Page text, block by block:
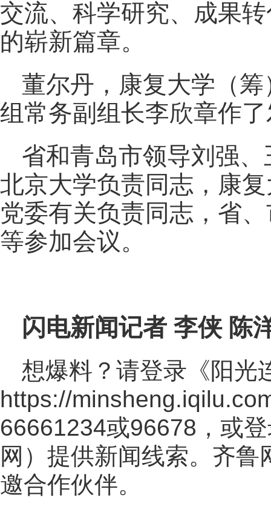
交流、科学研究、成果
的崭新篇章。
董尔丹，康复大学（
组常务副组长李欣章作
省和青岛市领导刘强
北京大学负责同志，康
党委有关负责同志，省
等参加会议。
闪电新闻记者 李侠 陈
想爆料？请登录《阳光
https://
66661234或96678，或
网 ）提供新闻线索。齐鲁
邀合作伙伴。